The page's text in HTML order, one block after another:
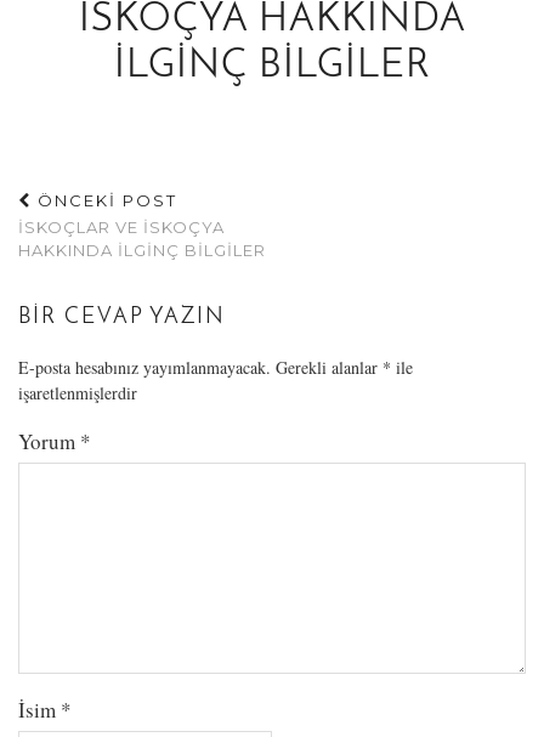
ISKOÇYA HAKKINDA
ILGINÇ BILGILER
ÖNCEKİ POST
İSKOÇLAR VE İSKOÇYA
HAKKINDA İLGINÇ BILGILER
BIR CEVAP YAZIN
E-posta hesabınız yayımlanmayacak. Gerekli alanlar * ile
işaretlenmişlerdir
Yorum *
İsim *